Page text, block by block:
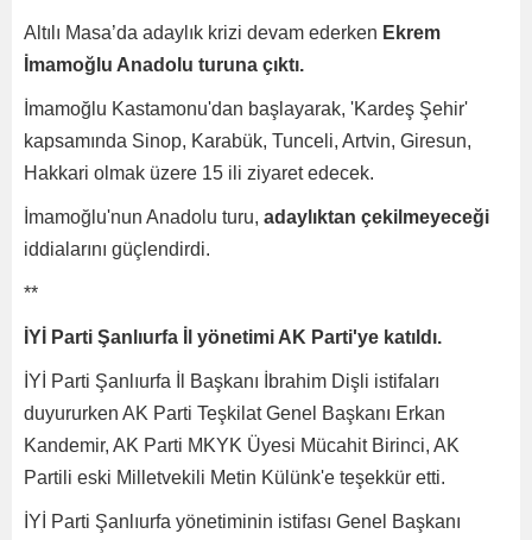
Altılı Masa’da adaylık krizi devam ederken Ekrem
İmamoğlu Anadolu turuna çıktı.
İmamoğlu Kastamonu'dan başlayarak, 'Kardeş Şehir'
kapsamında Sinop, Karabük, Tunceli, Artvin, Giresun,
Hakkari olmak üzere 15 ili ziyaret edecek.
İmamoğlu'nun Anadolu turu, adaylıktan çekilmeyeceği
iddialarını güçlendirdi.
**
İYİ Parti Şanlıurfa İl yönetimi AK Parti'ye katıldı.
İYİ Parti Şanlıurfa İl Başkanı İbrahim Dişli istifaları
duyururken AK Parti Teşkilat Genel Başkanı Erkan
Kandemir, AK Parti MKYK Üyesi Mücahit Birinci, AK
Partili eski Milletvekili Metin Külünk'e teşekkür etti.
İYİ Parti Şanlıurfa yönetiminin istifası Genel Başkanı